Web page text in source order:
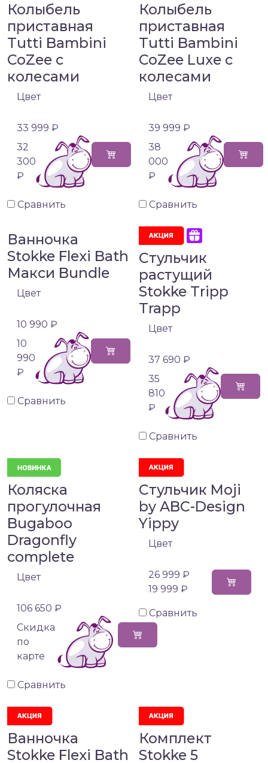
Колыбель
приставная
Tutti Bambini
CoZee с
колесами
Цвет
33 999 ₽
32
300
₽
Сравнить
Колыбель
приставная
Tutti Bambini
CoZee Luxe с
колесами
Цвет
39 999 ₽
38
000
₽
Сравнить
Ванночка
Stokke Flexi Bath
Макси Bundle
Цвет
10 990 ₽
10
990
₽
Сравнить
Стульчик
растущий
Stokke Tripp
Trapp
Цвет
37 690 ₽
35
810
₽
Сравнить
Коляска
прогулочная
Bugaboo
Dragonfly
complete
Цвет
106 650 ₽
Cкидка
по
карте
Сравнить
Стульчик Moji
by ABC-Design
Yippy
Цвет
26 999 ₽
19 999 ₽
Сравнить
Ванночка
Stokke Flexi Bath
Комплект
Stokke 5